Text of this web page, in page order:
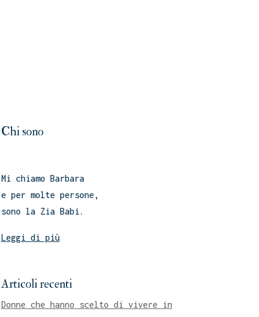
Chi sono
Mi chiamo Barbara
e per molte persone,
sono la Zia Babi.
Leggi di più
Articoli recenti
Donne che hanno scelto di vivere in